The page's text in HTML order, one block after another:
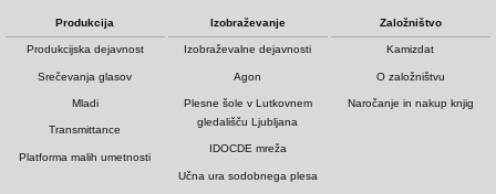
Produkcija
Produkcijska dejavnost
Srečevanja glasov
Mladi
Transmittance
Platforma malih umetnosti
Izobraževanje
Izobraževalne dejavnosti
Agon
Plesne šole v Lutkovnem
gledališču Ljubljana
IDOCDE mreža
Učna ura sodobnega plesa
Založništvo
Kamizdat
O založništvu
Naročanje in nakup knjig